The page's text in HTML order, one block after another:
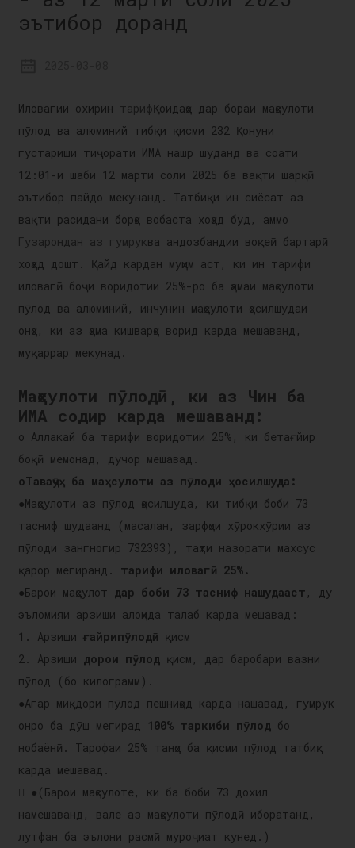
эътибор доранд
Иловагии охирин тарифҚоидаҳо дар бораи маҳсулоти
пӯлод ва алюминий тибқи қисми 232 Қонуни
густариши тиҷорати ИМА нашр шуданд ва соати
12:01-и шаби 12 марти соли 2025 ба вақти шарқӣ
эътибор пайдо мекунанд. Татбиқи ин сиёсат аз
вақти расидани борҳо вобаста хоҳад буд, аммо
Гузарондан аз гумруква андозбандии воқеӣ бартарӣ
хоҳад дошт. Қайд кардан муҳим аст, ки ин тарифи
иловагӣ боҷи воридотии 25%-ро ба ҳамаи маҳсулоти
пӯлод ва алюминий, инчунин маҳсулоти ҳосилшудаи
онҳо, ки аз ҳама кишварҳо ворид карда мешаванд,
муқаррар мекунад.
Маҳсулоти пӯлодӣ, ки аз Чин ба
ИМА содир карда мешаванд:
o Аллакай ба тарифи воридотии 25%, ки бетағйир
боқӣ мемонад, дучор мешавад.
oТаваҷҷӯҳ ба маҳсулоти аз пӯлоди ҳосилшуда:
●Маҳсулоти аз пӯлод ҳосилшуда, ки тибқи боби 73
тасниф шудаанд (масалан, зарфҳои хӯрокхӯрии аз
пӯлоди зангногир 732393), таҳти назорати махсус
қарор мегиранд. тарифи иловагӣ 25%.
●Барои маҳсулот дар боби 73 тасниф нашудааст , ду
эъломияи арзиши алоҳида талаб карда мешавад:
1. Арзиши ғайрипӯлодӣ қисм
2. Арзиши дорои пӯлодқисм, дар баробари вазни
пӯлод (бо килограмм).
●Агар миқдори пӯлод пешниҳод карда нашавад, гумрук
онро ба дӯш мегирад 100% таркиби пӯлодбо
нобаёнӣ. Тарофаи 25% танҳо ба қисми пӯлод татбиқ
карда мешавад.
 ●(Барои маҳсулоте, ки ба боби 73 дохил
намешаванд, вале аз маҳсулоти пӯлодӣ иборатанд,
лутфан ба эълони расмӣ муроҷиат кунед.)